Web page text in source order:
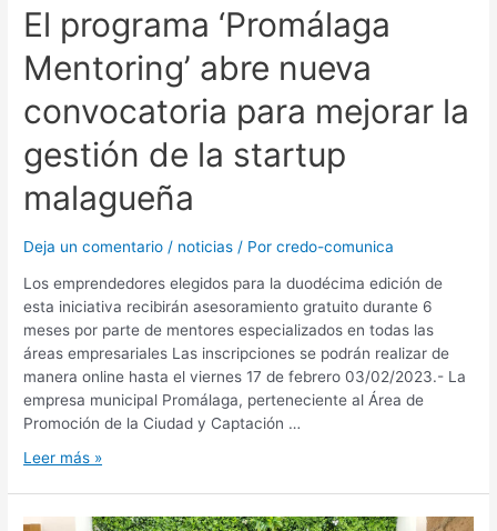
El programa ‘Promálaga
Mentoring’ abre nueva
convocatoria para mejorar la
gestión de la startup
malagueña
Deja un comentario / noticias / Porcredo-comunica
Los emprendedores elegidos para la duodécima edición de
esta iniciativa recibirán asesoramiento gratuito durante 6
meses por parte de mentores especializados en todas las
áreas empresariales Las inscripciones se podrán realizar de
manera online hasta el viernes 17 de febrero 03/02/2023.- La
empresa municipal Promálaga, perteneciente al Área de
Promoción de la Ciudad y Captación …
Leer más »